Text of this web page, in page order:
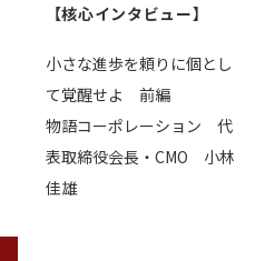
【核心インタビュー】
小さな進歩を頼りに個とし
て覚醒せよ 前編
物語コーポレーション 代
表取締役会長・CMO 小林
佳雄